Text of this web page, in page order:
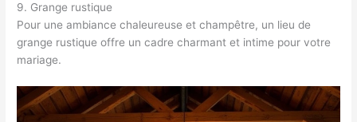
9. Grange rustique
Pour une ambiance chaleureuse et champêtre, un lieu de
grange rustique offre un cadre charmant et intime pour votre
mariage.